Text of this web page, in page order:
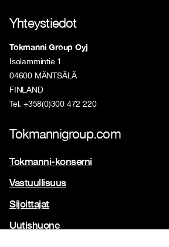
Yhteystiedot
Tokmanni Group Oyj
Isolammintie 1
04600 MÄNTSÄLÄ
FINLAND
Tel. +358(0)300 472 220
Tokmannigroup.com
Tokmanni-konserni
Vastuullisuus
Sijoittajat
Uutishuone